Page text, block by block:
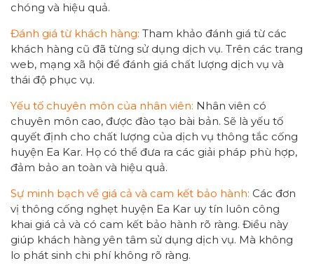
chóng và hiệu quả.
Đánh giá từ khách hàng: Tham khảo đánh giá từ các
khách hàng cũ đã từng sử dụng dịch vụ. Trên các trang
web, mạng xã hội để đánh giá chất lượng dịch vụ và
thái độ phục vụ.
Yếu tố chuyên môn của nhân viên: Nhân viên có
chuyên môn cao, được đào tạo bài bản. Sẽ là yếu tố
quyết định cho chất lượng của dịch vụ thông tắc cống
huyện Ea Kar. Họ có thể đưa ra các giải pháp phù hợp,
đảm bảo an toàn và hiệu quả.
Sự minh bạch về giá cả và cam kết bảo hành: Các đơn
vị thông cống nghẹt huyện Ea Kar uy tín luôn công
khai giá cả và có cam kết bảo hành rõ ràng. Điều này
giúp khách hàng yên tâm sử dụng dịch vụ. Mà không
lo phát sinh chi phí không rõ ràng.